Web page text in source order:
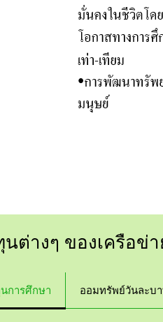
นต่างๆ ของเครือข่า
การศึกษา ออมทรัพย์วันละบ